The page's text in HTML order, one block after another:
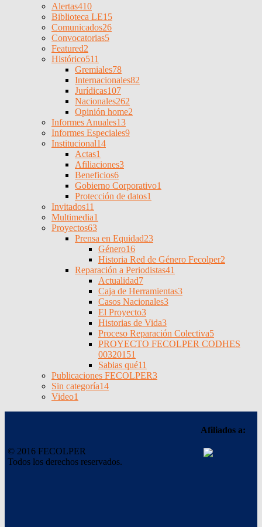
Alertas410
Biblioteca LE15
Comunicados26
Convocatorias5
Featured2
Histórico511
Gremiales78
Internacionales82
Jurídicas107
Nacionales262
Opinión home2
Informes Anuales13
Informes Especiales9
Institucional14
Actas1
Afiliaciones3
Beneficios6
Gobierno Corporativo1
Protección de datos1
Invitados11
Multimedia1
Proyectos63
Prensa en Equidad23
Género16
Historia Red de Género Fecolper2
Reparación a Periodistas41
Actualidad7
Caja de Herramientas3
Casos Nacionales3
El Proyecto3
Historias de Vida3
Proceso Reparación Colectiva5
PROYECTO FECOLPER CODHES
00320151
Sabias qué11
Publicaciones FECOLPER3
Sin categoría14
Video1
© 2016 FECOLPER
Todos los derechos reservados.
Afiliados a: